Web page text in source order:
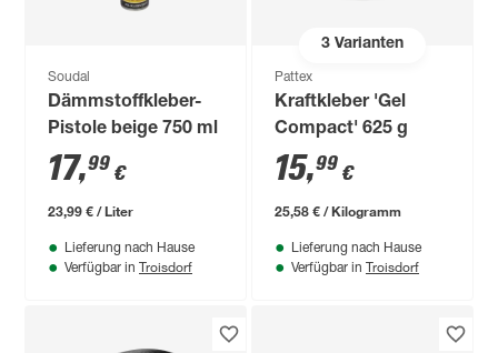
Soudal
Dämmstoffkleber-
Pistole beige 750 ml
17,99 €
23,99 € / Liter
Lieferung nach Hause
Verfügbar in Troisdorf
3Varianten
Pattex
Kraftkleber 'Gel
Compact' 625 g
15,99 €
25,58 € / Kilogramm
Lieferung nach Hause
Verfügbar in Troisdorf